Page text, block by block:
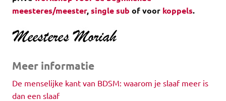
meesteres/meester,single sub of voor koppels.
Meer informatie
De menselijke kant van BDSM: waarom je slaaf meer is
dan een slaaf